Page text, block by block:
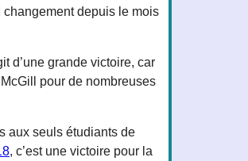
depuis le mois
d’une grande victoire, car
pour de nombreuses
aux seuls étudiants de
, c’est une victoire pour la